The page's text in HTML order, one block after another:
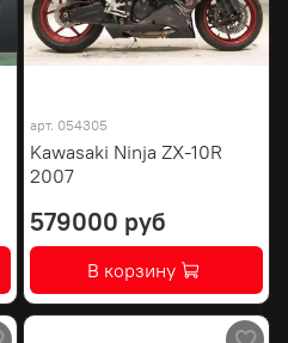
арт. 054305
Kawasaki Ninja ZX-10R
2007
579000 руб
В корзину